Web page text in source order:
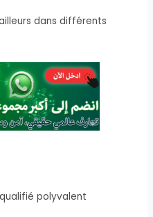
dans différents
polyvalent